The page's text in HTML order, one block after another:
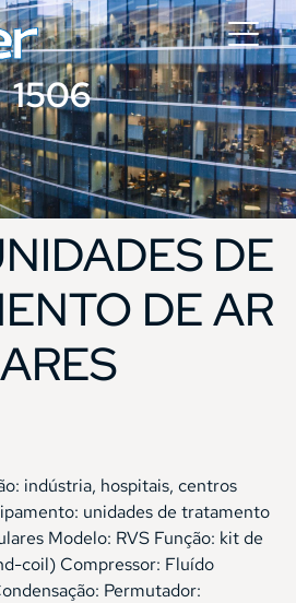
1506
DE
DE AR
indústria, hospitais, centros
unidades de tratamento
Modelo: RVS Função: kit de
coil) Compressor: Fluído
Permutador: